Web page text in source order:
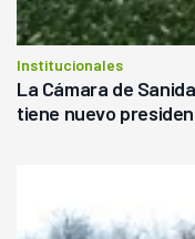
Institucionales
La Cámara de
tiene nuevo